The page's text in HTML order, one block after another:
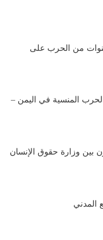
بعنوان: إحصائيات 3 سنوات من الحرب على
المنسية في اليمن –
بين وزارة حقوق الإنسان
المدني